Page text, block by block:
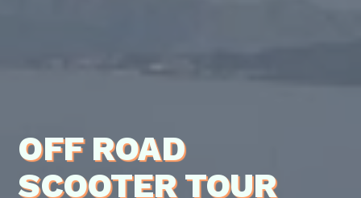
OFF ROAD
SCOOTER TOUR